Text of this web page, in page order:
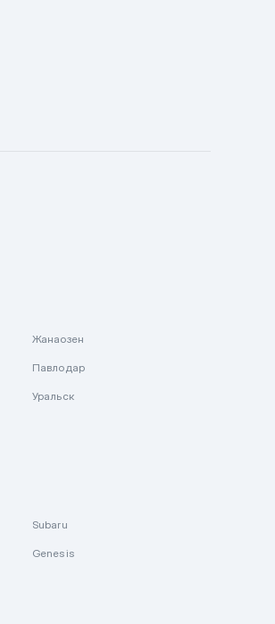
Жанаозен
Павлодар
Уральск
Subaru
Genesis